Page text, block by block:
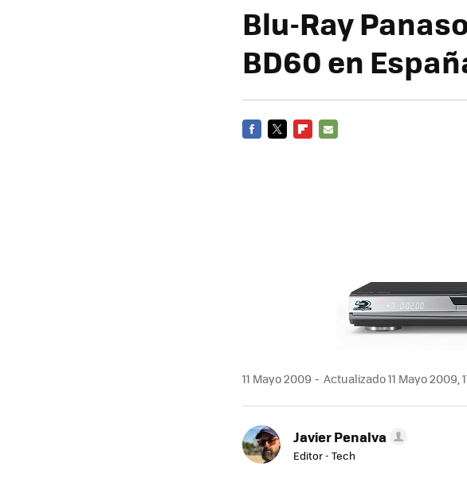
Blu-Ray
BD60 en
11 Mayo 2009 Actualizado 11 Mayo 2009,
Javier Penalva
Editor - Tech